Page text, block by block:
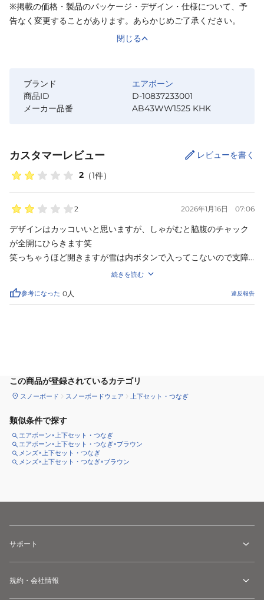
※掲載の価格・製品のパッケージ・デザイン・仕様について、予
告なく変更することがあります。あらかじめご了承ください。
閉じる
ブランド
エアボーン
商品ID
D-10837233001
メーカー品番
AB43WW1525 KHK
カスタマーレビュー
2 （1件）
レビューを書く
2 2026年1月16日 07:06
デザインはカッコいいと思いますが、しゃがむと脇腹のチャック
が全開にひらきます笑
笑っちゃうほど開きますが雪は内ボタンで入ってこないので支障
はないですけど、不快です。続きを読む
参考になった 0 人 違反報告
この商品が登録されているカテゴリ
スノーボード スノーボードウェア 上下セット・つなぎ
類似条件で探す
エアボーン×上下セット・つなぎ
エアボーン×上下セット・つなぎ×ブラウン
メンズ×上下セット・つなぎ
メンズ×上下セット・つなぎ×ブラウン
サポート
規約・会社情報